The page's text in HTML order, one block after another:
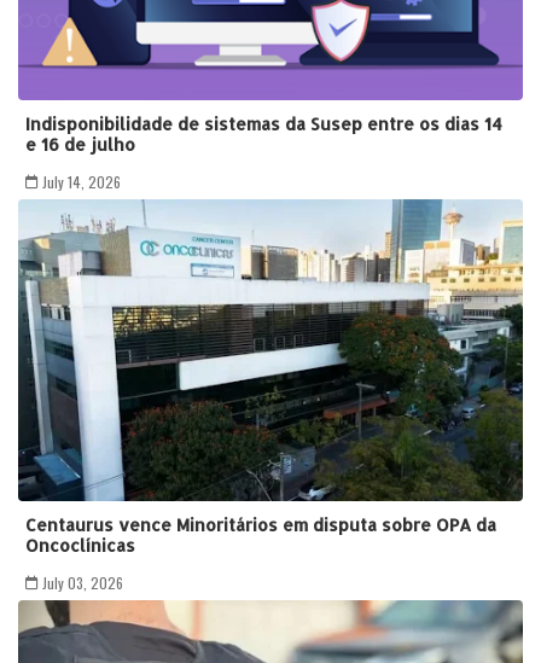
Indisponibilidade de sistemas da Susep entre os dias 14
e 16 de julho
July 14, 2026
Centaurus vence Minoritários em disputa sobre OPA da
Oncoclínicas
July 03, 2026